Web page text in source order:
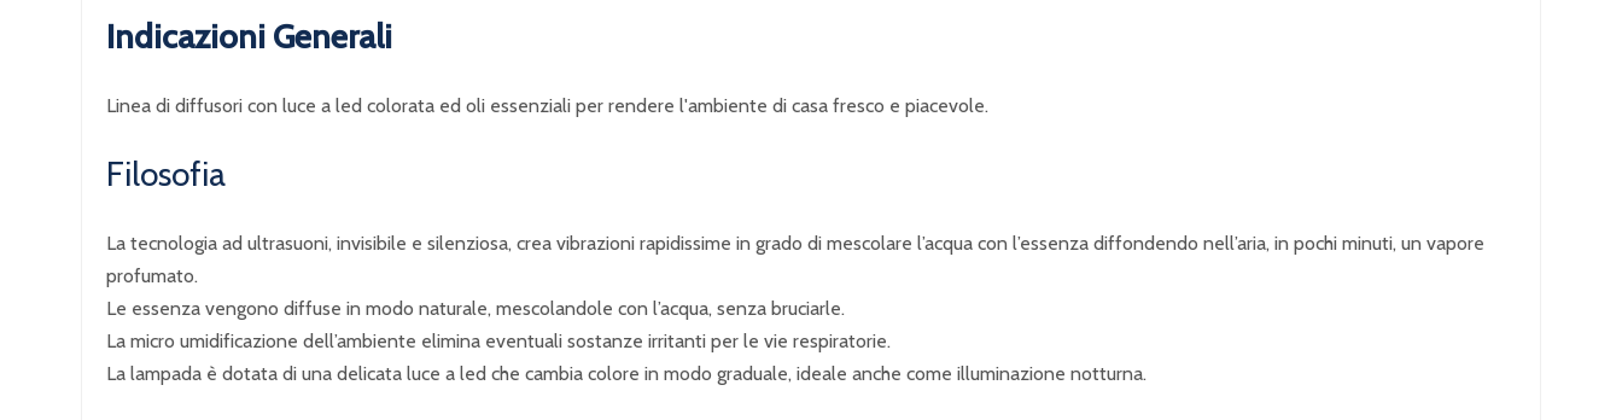
Indicazioni Generali
Linea di diffusori con luce a led colorata ed oli essenziali per rendere l'ambiente di casa fresco e piacevole.
Filosofia
La tecnologia ad ultrasuoni, invisibile e silenziosa, crea vibrazioni rapidissime in grado di mescolare l’acqua con l’essenza diffondendo nell’aria, in pochi minuti, un vapore
profumato.
Le essenza vengono diffuse in modo naturale, mescolandole con l’acqua, senza bruciarle.
La micro umidificazione dell’ambiente elimina eventuali sostanze irritanti per le vie respiratorie.
La lampada è dotata di una delicata luce a led che cambia colore in modo graduale, ideale anche come illuminazione notturna.